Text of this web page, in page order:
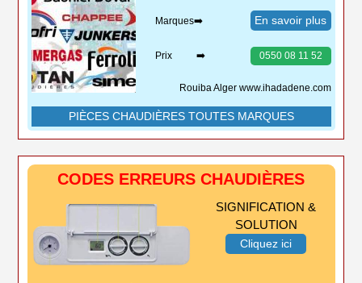
Marques➡️ En savoir plus
Prix ➡️ 0550 08 11 52
Rouiba Alger www.ihadadene.com
PIÈCES CHAUDIÈRES TOUTES MARQUES
CODES ERREURS CHAUDIÈRES
SIGNIFICATION &
SOLUTION
Cliquez ici